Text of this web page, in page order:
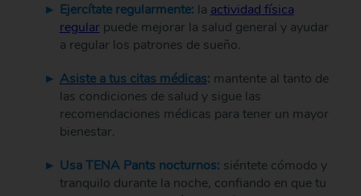
Ejercítate regularmente: la actividad física
regularpuede mejorar la salud general y ayudar
a regular los patrones de sueño.
Asiste a tus citas médicas: mantente al tanto de
las condiciones de salud y sigue las
recomendaciones médicas para tener un mayor
bienestar.
Usa TENA Pants nocturnos: siéntete cómodo y
tranquilo durante la noche, confiando en que tu